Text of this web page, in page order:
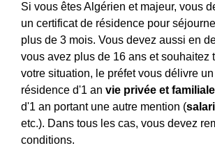
Si vous êtes Algérien et majeur, vous
un certificat de résidence pour
plus de 3 mois. Vous devez aussi en
vous avez plus de 16 ans et souhaitez
votre situation, le préfet vous délivre
résidence d'1 an vie privée et familiale
d'1 an portant une autre mention (
etc.). Dans tous les cas, vous devez
conditions.